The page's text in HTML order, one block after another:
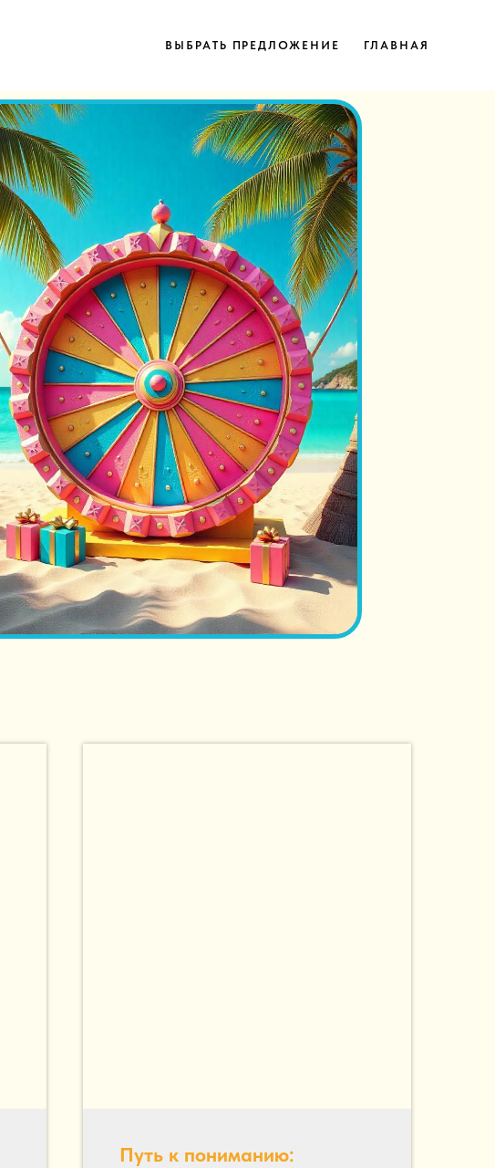
ВЫБРАТЬ ПРЕДЛОЖЕНИЕ ГЛАВНАЯ
Путь к пониманию: